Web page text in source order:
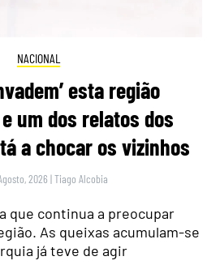
NACIONAL
esta região
um dos relatos dos
a chocar os vizinhos
2026 |Tiago Alcobia
que continua a preocupar
As queixas acumulam-se
já teve de agir